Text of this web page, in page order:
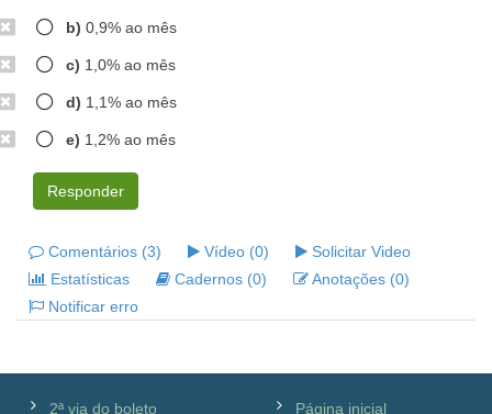
b) 0,9% ao mês
c) 1,0% ao mês
d) 1,1% ao mês
e) 1,2% ao mês
Responder
Comentários (3) Vídeo (0)
Solicitar Video
Estatísticas
Cadernos (0)
Anotações (0)
Notificar erro
2ª via do boleto Página inicial